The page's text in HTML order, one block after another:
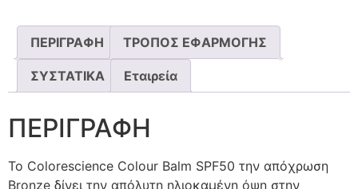
ΠΕΡΙΓΡΑΦΗ ΤΡΟΠΟΣ ΕΦΑΡΜΟΓΗΣ
ΣΥΣΤΑΤΙΚΑ Εταιρεία
ΠΕΡΙΓΡΑΦΗ
Το Colorescience Colour Balm SPF50 την απόχρωση
Bronze δίνει την απόλυτη ηλιοκαμένη όψη στην